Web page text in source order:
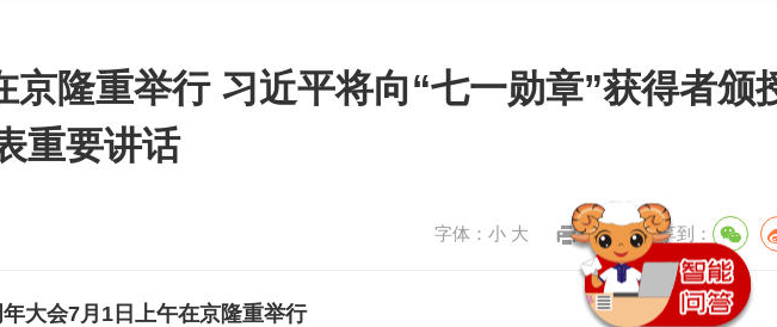
隆重举行 习近平将向“七一勋章”获得者颁
重要讲话
字体： 小 大 打印 分享到：
大会7月1日上午在京隆重举行